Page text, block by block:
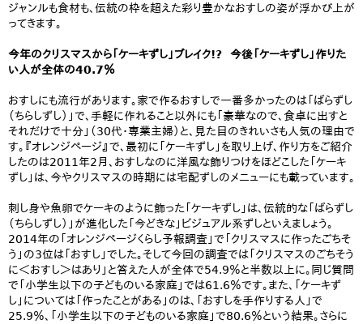
ジャンルも食材も、伝統の枠を超えた彩り豊かなおすしの姿が浮かび上が
ってきます。
今年のクリスマスから「ケーキずし」ブレイク!? 今後「ケーキずし」作りた
い人が全体の40.7％
おすしにも流行があります。家で作るおすしで一番多かったのは「ばらずし
（ちらしずし）」で、手軽に作れること以外にも「豪華なので、食卓に出すと
それだけで十分」（30代・専業主婦）と、見た目のきれいさも人気の理由で
す。『オレンジページ』で、最初に「ケーキずし」を取り上げ、作り方をご紹介
したのは2011年2月、おすしなのに洋風な飾りつけをほどこした「ケーキ
ずし」は、今やクリスマスの時期には宅配ずしのメニューにも載っています。
刺し身や魚卵でケーキのように飾った「ケーキずし」は、伝統的な「ばらずし
（ちらしずし）」が進化した「今どきな」ビジュアル系ずしといえましょう。
2014年の「オレンジページくらし予報調査」で「クリスマスに作ったごちそ
う」の3位は「おすし」でした。そして今回の調査では「クリスマスのごちそう
に＜おすし＞はあり」と答えた人が全体で54.9％と半数以上に。同じ質問
で「小学生以下の子どものいる家庭」では61.6％です。また、「ケーキず
し」については「作ったことがある」のは、「おすしを手作りする人」で
25.9％、「小学生以下の子どものいる家庭」で80.6％という結果。さらに